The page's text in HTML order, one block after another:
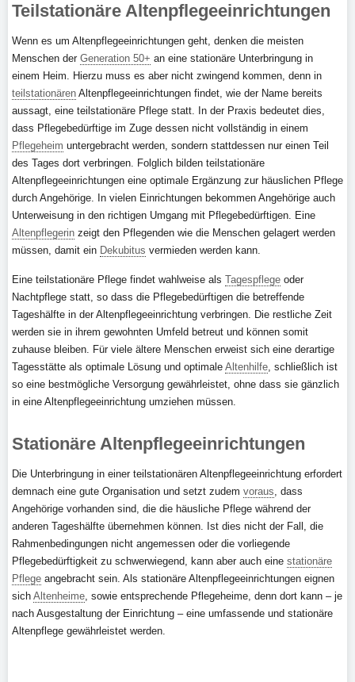
Teilstationäre Altenpflegeeinrichtungen
Wenn es um Altenpflegeeinrichtungen geht, denken die meisten
Menschen der Generation 50+ an eine stationäre Unterbringung in
einem Heim. Hierzu muss es aber nicht zwingend kommen, denn in
teilstationären Altenpflegeeinrichtungen findet, wie der Name bereits
aussagt, eine teilstationäre Pflege statt. In der Praxis bedeutet dies,
dass Pflegebedürftige im Zuge dessen nicht vollständig in einem
Pflegeheim untergebracht werden, sondern stattdessen nur einen Teil
des Tages dort verbringen. Folglich bilden teilstationäre
Altenpflegeeinrichtungen eine optimale Ergänzung zur häuslichen Pflege
durch Angehörige. In vielen Einrichtungen bekommen Angehörige auch
Unterweisung in den richtigen Umgang mit Pflegebedürftigen. Eine
Altenpflegerin zeigt den Pflegenden wie die Menschen gelagert werden
müssen, damit ein Dekubitus vermieden werden kann.
Eine teilstationäre Pflege findet wahlweise als Tagespflege oder
Nachtpflege statt, so dass die Pflegebedürftigen die betreffende
Tageshälfte in der Altenpflegeeinrichtung verbringen. Die restliche Zeit
werden sie in ihrem gewohnten Umfeld betreut und können somit
zuhause bleiben. Für viele ältere Menschen erweist sich eine derartige
Tagesstätte als optimale Lösung und optimale Altenhilfe, schließlich ist
so eine bestmögliche Versorgung gewährleistet, ohne dass sie gänzlich
in eine Altenpflegeeinrichtung umziehen müssen.
Stationäre Altenpflegeeinrichtungen
Die Unterbringung in einer teilstationären Altenpflegeeinrichtung erfordert
demnach eine gute Organisation und setzt zudem voraus, dass
Angehörige vorhanden sind, die die häusliche Pflege während der
anderen Tageshälfte übernehmen können. Ist dies nicht der Fall, die
Rahmenbedingungen nicht angemessen oder die vorliegende
Pflegebedürftigkeit zu schwerwiegend, kann aber auch eine stationäre
Pflege angebracht sein. Als stationäre Altenpflegeeinrichtungen eignen
sich Altenheime, sowie entsprechende Pflegeheime, denn dort kann – je
nach Ausgestaltung der Einrichtung – eine umfassende und stationäre
Altenpflege gewährleistet werden.